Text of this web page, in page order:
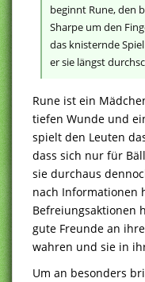
beginnt Rune, den
Sharpe um den
das knisternde
er sie längst
Rune ist ein
tiefen Wunde und
spielt den Leuten
dass sich nur für
sie durchaus
nach Informationen
Befreiungsaktionen
gute Freunde an
wahren und sie in
Um an besonders